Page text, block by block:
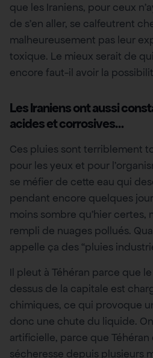
que les Iraniens, pour ceux
de s’en aller, se calfeutrent
malheureusement pas leur
toxique. Le mieux serait de
encore faut-il avoir la
Les Iraniens ont aussi
acides et corrosives…
Ces pluies sont terriblement
pour les yeux et pour
se méfier de cette eau qui
pendant encore quelques
moins sombre qu’hier certes,
rempli de nuages pollués.
appelle ça des “pluies
Il pleut à Téhéran parce que
dessus de la capitale est
chimiques, ce qui provoque
donc une chute du liquide.
artificielle, parce que
sécheresse depuis plusieurs